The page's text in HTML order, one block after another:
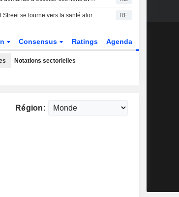
Wall Street se tourne vers la santé alors que les valeurs technologiques traversent une zone de turbulences RE
Consensus Ratings Agenda
Notations sectorielles
Région: